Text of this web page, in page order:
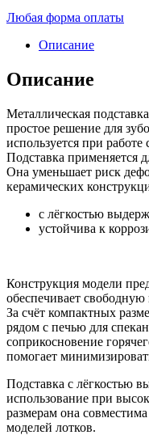
Любая форма оплаты
Описание
Описание
Металлическая
простое решение для
используется при работе
Подставка применяется
Она уменьшает риск
керамических
с лёгкостью
устойчива к
Конструкция модели
обеспечивает
За счёт компактных
рядом с печью для
соприкосновение
помогает
Подставка с лёгкостью
использование при
размерам она
моделей лотков.